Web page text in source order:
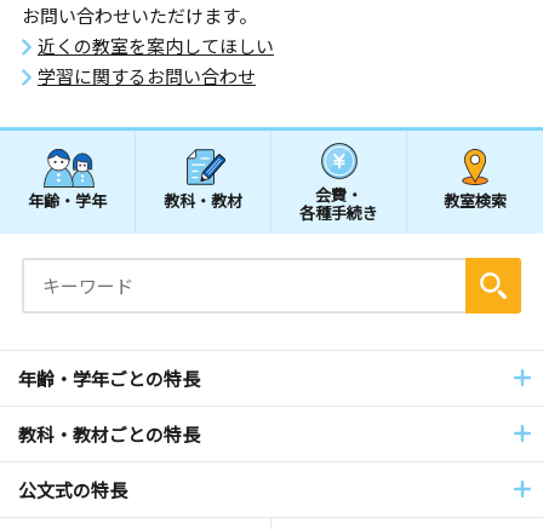
お問い合わせいただけます。
近くの教室を案内してほしい
学習に関するお問い合わせ
年齢・学年 教科・教材 会費・
各種手続き
教室検索
年齢・学年ごとの特長
教科・教材ごとの特長
公文式の特長